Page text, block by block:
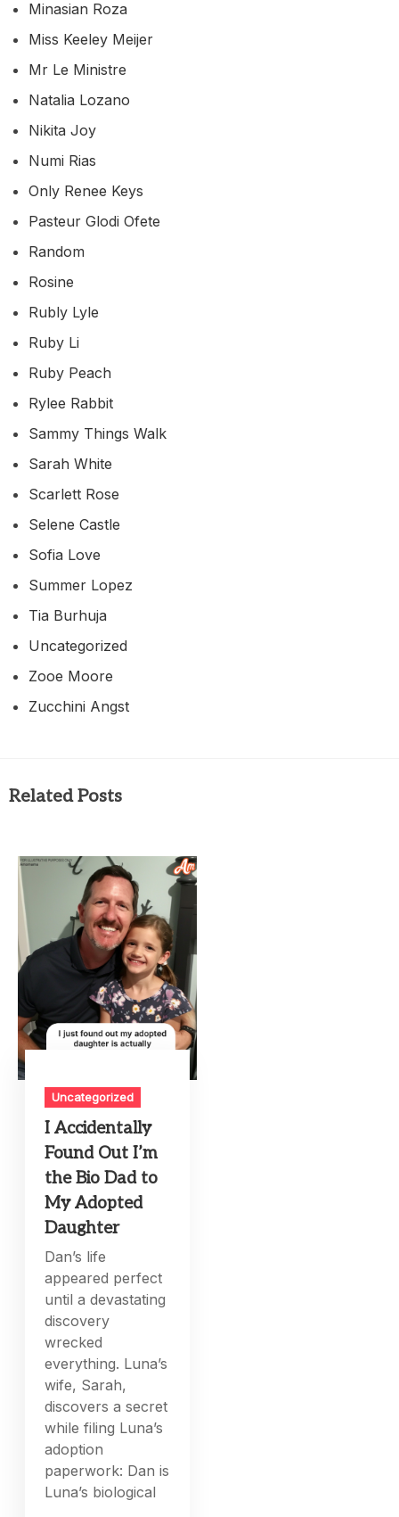
Minasian Roza
Miss Keeley Meijer
Mr Le Ministre
Natalia Lozano
Nikita Joy
Numi Rias
Only Renee Keys
Pasteur Glodi Ofete
Random
Rosine
Rubly Lyle
Ruby Li
Ruby Peach
Rylee Rabbit
Sammy Things Walk
Sarah White
Scarlett Rose
Selene Castle
Sofia Love
Summer Lopez
Tia Burhuja
Uncategorized
Zooe Moore
Zucchini Angst
Related Posts
Uncategorized
I Accidentally
Found Out I’m
the Bio Dad to
My Adopted
Daughter
Dan’s life
appeared perfect
until a devastating
discovery
wrecked
everything. Luna’s
wife, Sarah,
discovers a secret
while filing Luna’s
adoption
paperwork: Dan is
Luna’s biological